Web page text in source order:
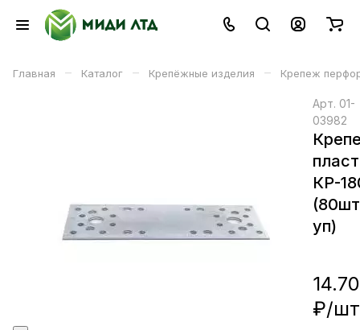
Главная – Каталог – Крепёжные изделия – Крепеж
Арт. 01-
03982
КР-
уп)
14.70
₽/шт